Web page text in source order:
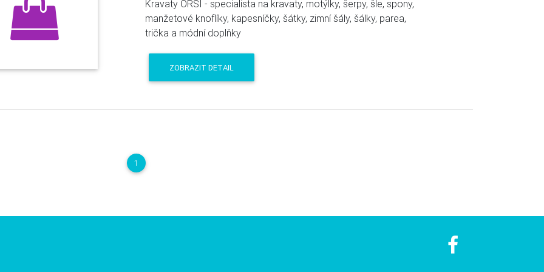
Kravaty ORSI - specialista na kravaty, motýlky, šerpy, šle, spony,
manžetové knoflíky, kapesníčky, šátky, zimní šály, šálky, parea,
trička a módní doplňky
ZOBRAZIT DETAIL
1